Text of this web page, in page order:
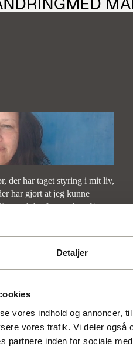
Detaljer
vores indhold og annoncer,
vores trafik. Vi deler også
partnere inden for sociale
der har taget styring i mit liv,
har gjort at jeg kunne
stærk kraft, som kan få
nærmeste på groveste vis.